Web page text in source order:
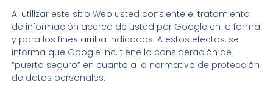
Al utilizar este sitio Web usted consiente el tratamiento
de información acerca de usted por Google en la forma
y para los fines arriba indicados. A estos efectos, se
informa que Google Inc. tiene la consideración de
“puerto seguro” en cuanto a la normativa de protección
de datos personales.